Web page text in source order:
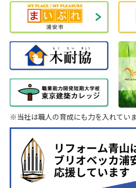
※当社は職人の育成にも力を入れていま